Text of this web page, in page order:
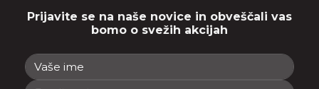
Prijavite se na naše novice in obveščali vas
bomo o svežih akcijah